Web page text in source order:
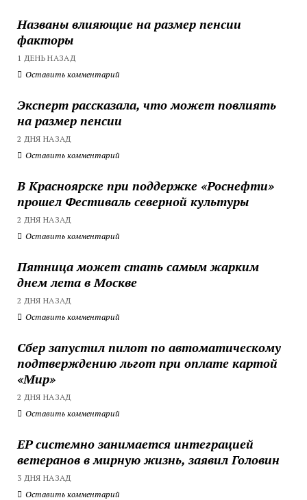
Названы влияющие на размер пенсии
факторы
1 ДЕНЬ НАЗАД
Оставить комментарий
Эксперт рассказала, что может повлиять
на размер пенсии
2 ДНЯ НАЗАД
Оставить комментарий
В Красноярске при поддержке «Роснефти»
прошел Фестиваль северной культуры
2 ДНЯ НАЗАД
Оставить комментарий
Пятница может стать самым жарким
днем лета в Москве
2 ДНЯ НАЗАД
Оставить комментарий
Сбер запустил пилот по автоматическому
подтверждению льгот при оплате картой
«Мир»
2 ДНЯ НАЗАД
Оставить комментарий
ЕР системно занимается интеграцией
ветеранов в мирную жизнь, заявил Головин
3 ДНЯ НАЗАД
Оставить комментарий